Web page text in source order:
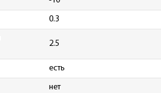
0.3
2.5
есть
нет